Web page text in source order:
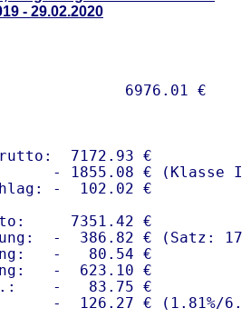
- 29.02.2020
7172.93 €
- 1855.08 € (Klasse I)
-  102.02 €
7351.42 €
-  386.82 € (Satz:
-   80.54 €
-  623.10 €
-   83.75 €
-  126.27 € ( 1.81%/